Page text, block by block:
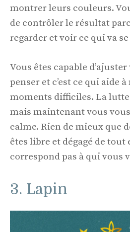
montrer leurs couleurs.
de contrôler le résultat
regarder et voir ce qui va se
Vous êtes capable
penser et c’est ce qui aide
moments difficiles. La
mais maintenant vous
calme. Rien de mieux que
êtes libre et dégagé de tout
correspond pas à qui vous
3. Lapin